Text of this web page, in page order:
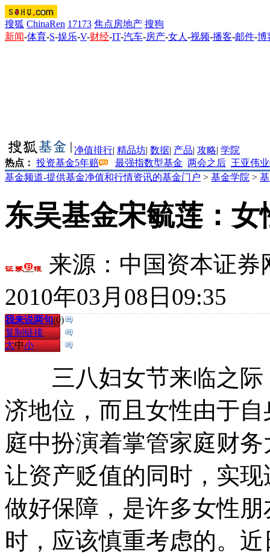
搜狐 ChinaRen 17173 焦点房地产 搜狗
新闻-体育-S-娱乐-V-财经-IT-汽车-房产-女人 -视频-播客-邮件-博
净值排行| 精品坊| 数据| 产品| 攻略| 学院
热点： 投资基金5年赔 最强指数型基金 两会之后 王亚伟
基金频道-提供基金净值和行情资讯的基金门户 > 基金学院 >
东吴基金宋毓莲：
来源： 中国资本证券
2010年03月08日09:35
我来说两句(0)
复制链接
大中小
三八妇女节来临之际
济地位，而且女性由于
庭中扮演着掌管家庭财
让资产贬值的同时，实
做好保障，是许多女性
时，应该慎重考虑的。